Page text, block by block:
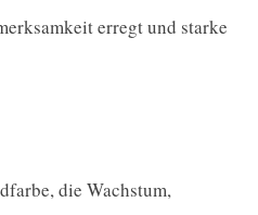
erregt und starke
die Wachstum,